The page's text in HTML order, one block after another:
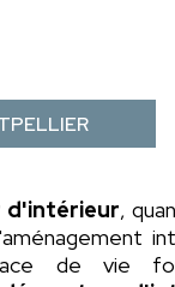
d'intérieur,
de vie